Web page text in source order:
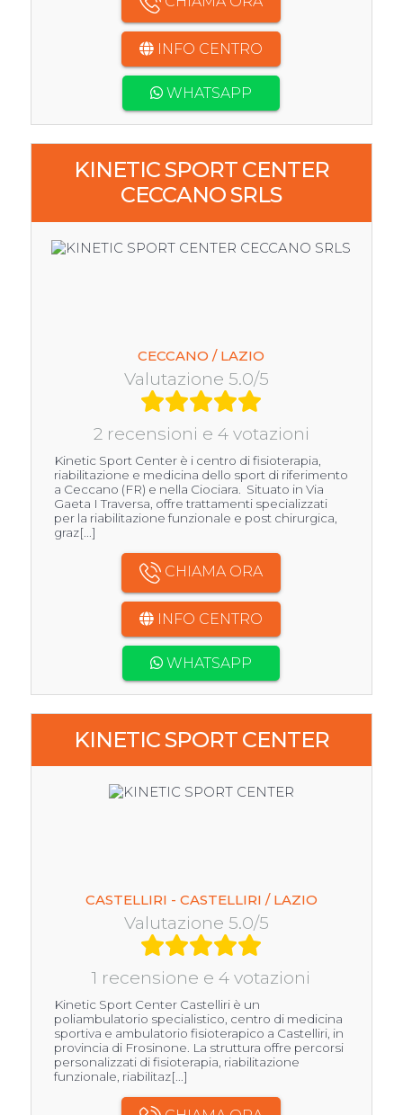
INFO CENTRO
WHATSAPP
KINETIC SPORT CENTER
CECCANO SRLS
CECCANO / LAZIO
Valutazione 5.0/5
2 recensioni e 4 votazioni
Kinetic Sport Center è i centro di fisioterapia,
riabilitazione e medicina dello sport di riferimento
a Ceccano (FR) e nella Ciociara. Situato in Via
Gaeta I Traversa, offre trattamenti specializzati
per la riabilitazione funzionale e post chirurgica,
graz[...]
CHIAMA ORA
INFO CENTRO
WHATSAPP
KINETIC SPORT CENTER
CASTELLIRI - CASTELLIRI / LAZIO
Valutazione 5.0/5
1 recensione e 4 votazioni
Kinetic Sport Center Castelliri è un
poliambulatorio specialistico, centro di medicina
sportiva e ambulatorio fisioterapico a Castelliri, in
provincia di Frosinone. La struttura offre percorsi
personalizzati di fisioterapia, riabilitazione
funzionale, riabilitaz[...]